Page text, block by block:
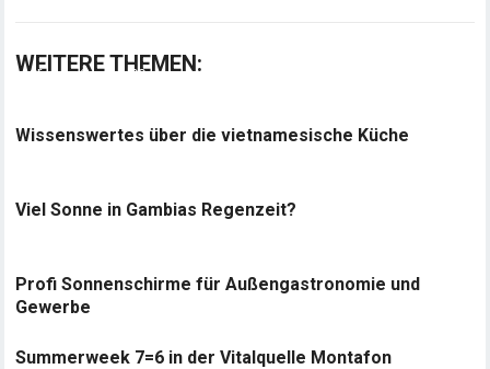
WEITERE THEMEN:
Wissenswertes über die vietnamesische Küche
Viel Sonne in Gambias Regenzeit?
Profi Sonnenschirme für Außengastronomie und
Gewerbe
Summerweek 7=6 in der Vitalquelle Montafon